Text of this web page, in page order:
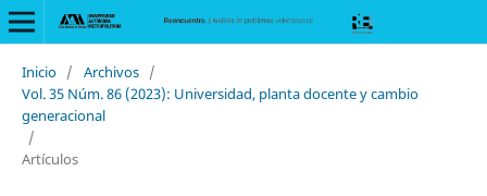
Inicio / Archivos /
Vol. 35 Núm. 86 (2023): Universidad, planta docente y cambio
generacional
/
Artículos